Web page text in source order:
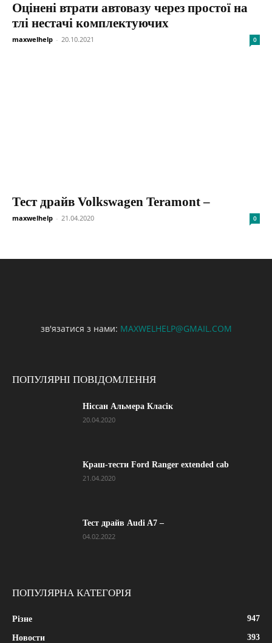
Оцінені втрати автовазу через простої на
тлі нестачі комплектуючих
maxwelhelp - 20.10.2021 0
Тест драйв Volkswagen Teramont –
maxwelhelp - 21.04.2020 0
зв'язатися з нами: MAXWELHELP@GMAIL.COM
ПОПУЛЯРНІ ПОВІДОМЛЕННЯ
Ніссан Альмера Класік
20.04.2020
Краш-тести Ford Ranger extended cab
21.04.2020
Тест драйв Audi A7 –
04.02.2022
ПОПУЛЯРНА КАТЕГОРІЯ
Різне 947
Новости 393